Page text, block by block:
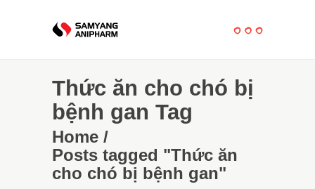
Thức ăn cho chó bị
bệnh gan Tag
Home /
Posts tagged "Thức ăn
cho chó bị bệnh gan"